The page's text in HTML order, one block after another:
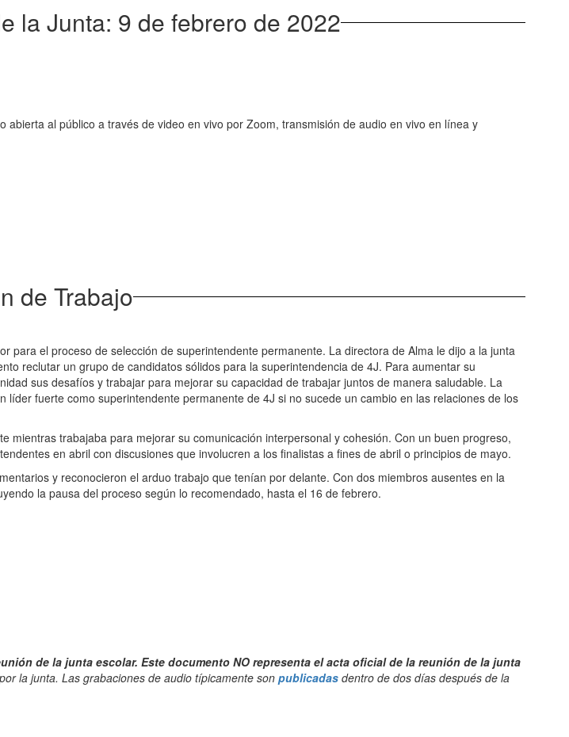
la Junta: 9 de febrero de 2022
al público a través de video en vivo por Zoom, transmisión de audio en vivo en línea y
de Trabajo
para el proceso de selección de superintendente permanente. La directora de Alma le dijo a la junta
reclutar un grupo de candidatos sólidos para la superintendencia de 4J. Para aumentar su
sus desafíos y trabajar para mejorar su capacidad de trabajar juntos de manera saludable. La
fuerte como superintendente permanente de 4J si no sucede un cambio en las relaciones de los
trabajaba para mejorar su comunicación interpersonal y cohesión. Con un buen progreso,
en abril con discusiones que involucren a los finalistas a fines de abril o principios de mayo.
y reconocieron el arduo trabajo que tenían por delante. Con dos miembros ausentes en la
la pausa del proceso según lo recomendado, hasta el 16 de febrero.
de la junta escolar. Este documento NO representa el acta oficial de la reunión de la junta
la junta. Las grabaciones de audio típicamente son publicadas dentro de dos días después de la